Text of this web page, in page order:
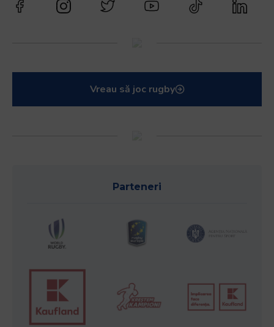
Vreau să joc rugby
Parteneri